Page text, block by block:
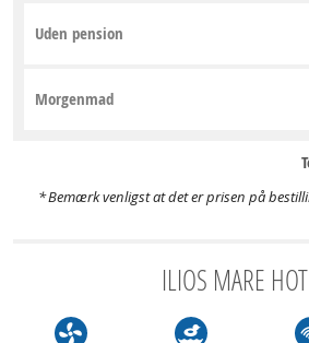
Uden pension
Morgenmad
Bemærk venligst at det er prisen på
ILIOS MARE